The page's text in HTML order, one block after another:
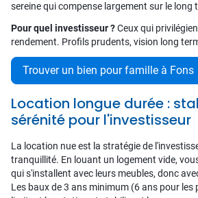
sereine qui compense largement sur le long
Pour quel investisseur ?Ceux qui
rendement. Profils prudents, vision long
Trouver un bien pour famille à Fons
Location longue durée :
sérénité pour l'investisseur
La location nue est la stratégie de
tranquillité. En louant un logement vide,
qui s'installent avec leurs meubles, donc
Les baux de 3 ans minimum (6 ans pour les